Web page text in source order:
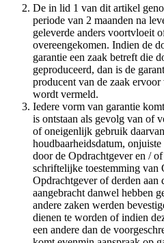
De in lid 1 van dit artikel
periode van 2 maanden na
geleverde anders voortvloeit
overeengekomen. Indien de
garantie een zaak betreft die
geproduceerd, dan is de
producent van de zaak
wordt vermeld.
Iedere vorm van garantie
is ontstaan als gevolg van of
of oneigenlijk gebruik
houdbaarheidsdatum,
door de Opdrachtgever en /
schriftelijke toestemming van
Opdrachtgever of derden aan
aangebracht danwel hebben
andere zaken werden
dienen te worden of indien
een andere dan de